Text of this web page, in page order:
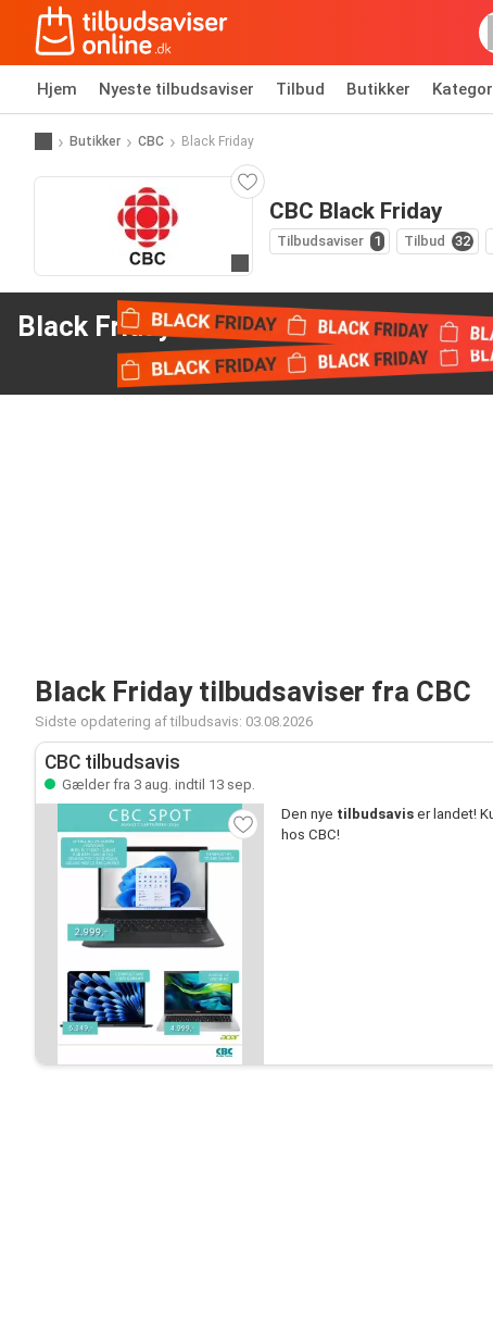
Hjem Nyeste tilbudsaviser Tilbud Butikker
Butikker CBC Black Friday
CBC Black Friday
Tilbudsaviser 1 Tilbud 32
Black Friday tilbudfrom CBC
Black Friday tilbudsaviser fra CBC
Sidste opdatering af tilbudsavis: 03.08.2026
CBC tilbudsavis
Gælder fra 3 aug. indtil 13 sep.
Den nye tilbudsavis er landet!
hos CBC!